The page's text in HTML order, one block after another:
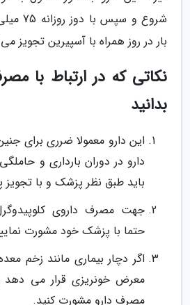
شروع و
بار در روز همراه با آسپیرین تجویز
نکاتی که در ارتباط با
بدانید
این دارو معمولا ضرری برای
دارو در دوران بارداری و
باید طبق نظر پزشک و با
جهت مصرف داروی
حتما با پزشک خود مشورت
اگر دچار بیماری مانند زخم
معرض خونریزی قرار می دهد
مصرف دارو مشورت کنید.